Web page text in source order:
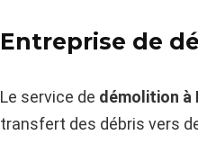
Entreprise de
Le service de démolition à
transfert des débris vers